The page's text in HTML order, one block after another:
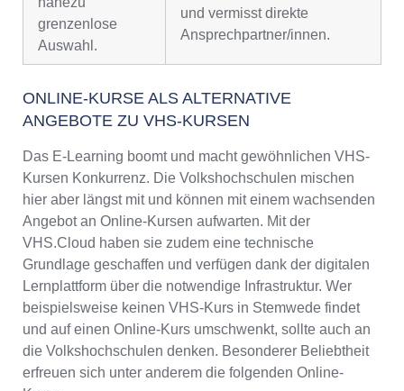
grenzenlose
Auswahl.
und vermisst direkte
Ansprechpartner/innen.
ONLINE-KURSE ALS ALTERNATIVE
ANGEBOTE ZU VHS-KURSEN
Das E-Learning boomt und macht gewöhnlichen VHS-
Kursen Konkurrenz. Die Volkshochschulen mischen
hier aber längst mit und können mit einem wachsenden
Angebot an Online-Kursen aufwarten. Mit der
VHS.Cloud haben sie zudem eine technische
Grundlage geschaffen und verfügen dank der digitalen
Lernplattform über die notwendige Infrastruktur. Wer
beispielsweise keinen VHS-Kurs in Stemwede findet
und auf einen Online-Kurs umschwenkt, sollte auch an
die Volkshochschulen denken. Besonderer Beliebtheit
erfreuen sich unter anderem die folgenden Online-